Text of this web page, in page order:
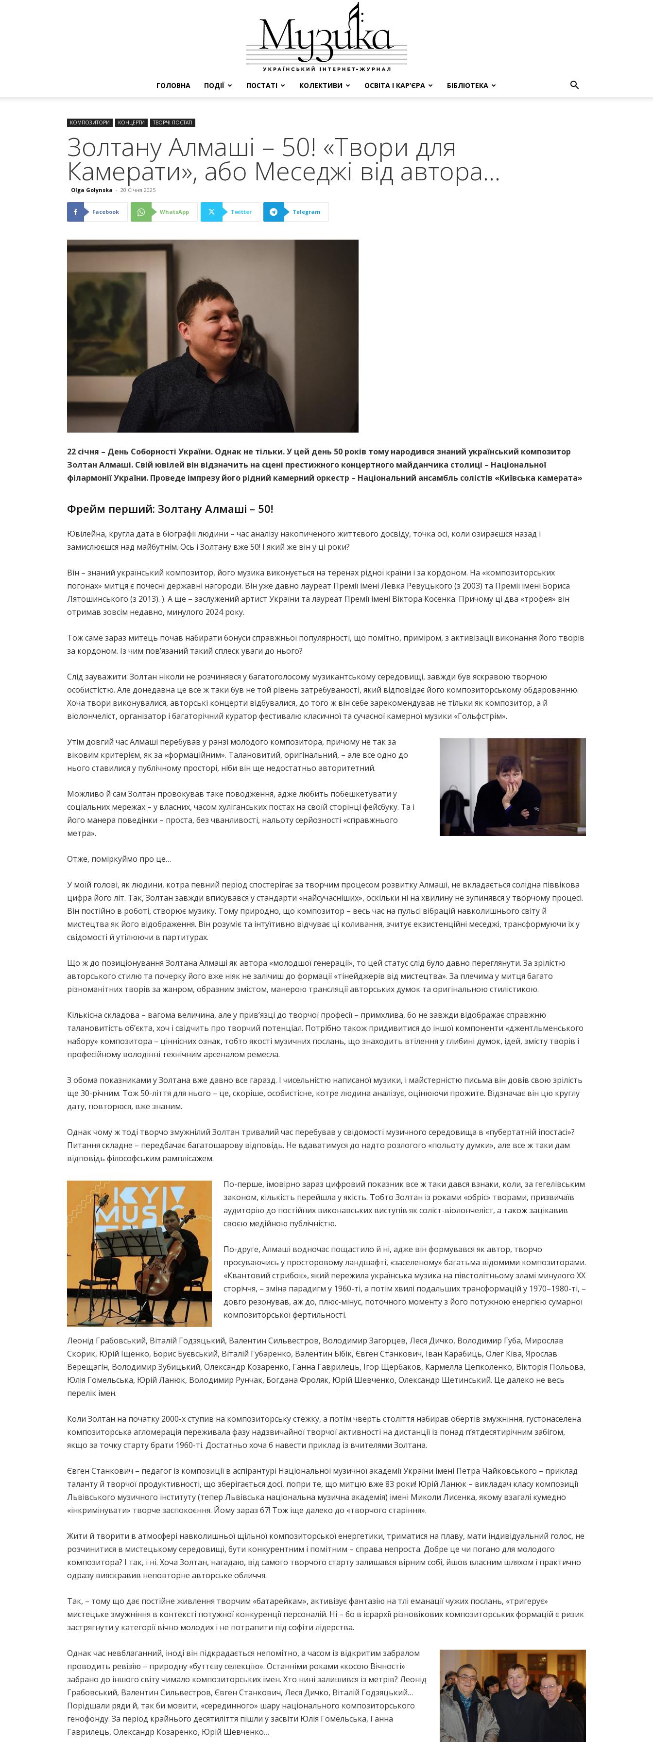
ГОЛОВНА ПОДІЇ ПОСТАТІ КОЛЕКТИВИ ОСВІТА І КАР’ЄРА БІБЛІОТЕКА
КОМПОЗИТОРИ КОНЦЕРТИ ТВОРЧІ ПОСТАТІ
Золтану Алмаші – 50! «Твори для
Камерати», або Меседжі від автора…
Olga Golynska - 20 Січня 2025
Facebook WhatsApp Twitter Telegram
22 січня – День Соборності України. Однак не тільки. У цей день 50 років тому народився знаний український композитор
Золтан Алмаші. Свій ювілей він відзначить на сцені престижного концертного майданчика столиці – Національної
філармонії України. Проведе імпрезу його рідний камерний оркестр – Національний ансамбль солістів «Київська камерата»
Фрейм перший: Золтану Алмаші – 50!
Ювілейна, кругла дата в біографії людини – час аналізу накопиченого життєвого досвіду, точка осі, коли озираєшся назад і
замислюєшся над майбутнім. Ось і Золтану вже 50! І який же він у ці роки?
Він – знаний український композитор, його музика виконується на теренах рідної країни і за кордоном. На «композиторських
погонах» митця є почесні державні нагороди. Він уже давно лауреат Премії імені Левка Ревуцького (з 2003) та Премії імені Бориса
Лятошинського (з 2013). ). А ще – заслужений артист України та лауреат Премії імені Віктора Косенка. Причому ці два «трофея» він
отримав зовсім недавно, минулого 2024 року.
Тож саме зараз митець почав набирати бонуси справжньої популярності, що помітно, приміром, з активізації виконання його творів
за кордоном. Із чим пов’язаний такий сплеск уваги до нього?
Слід зауважити: Золтан ніколи не розчинявся у багатоголосому музикантському середовищі, завжди був яскравою творчою
особистістю. Але донедавна це все ж таки був не той рівень затребуваності, який відповідає його композиторському обдарованню.
Хоча твори виконувалися, авторські концерти відбувалися, до того ж він себе зарекомендував не тільки як композитор, а й
віолончеліст, організатор і багаторічний куратор фестивалю класичної та сучасної камерної музики «Гольфстрім».
Утім довгий час Алмаші перебував у ранзі молодого композитора, причому не так за
віковим критерієм, як за «формаційним». Талановитий, оригінальний, – але все одно до
нього ставилися у публічному просторі, ніби він ще недостатньо авторитетний.
Можливо й сам Золтан провокував таке поводження, адже любить побешкетувати у
соціальних мережах – у власних, часом хуліганських постах на своїй сторінці фейсбуку. Та і
його манера поведінки – проста, без чванливості, нальоту серйозності «справжнього
метра».
Отже, поміркуймо про це…
У моїй голові, як людини, котра певний період спостерігає за творчим процесом розвитку Алмаші, не вкладається солідна піввікова
цифра його літ. Так, Золтан завжди вписувався у стандарти «найсучасніших», оскільки ні на хвилину не зупинявся у творчому процесі.
Він постійно в роботі, створює музику. Тому природно, що композитор – весь час на пульсі вібрацій навколишнього світу й
мистецтва як його відображення. Він розуміє та інтуїтивно відчуває ці коливання, зчитує екзистенційні меседжі, трансформуючи їх у
свідомості й утілюючи в партитурах.
Що ж до позиціонування Золтана Алмаші як автора «молодшої генерації», то цей статус слід було давно переглянути. За зрілістю
авторського стилю та почерку його вже ніяк не залічиш до формації «тінейджерів від мистецтва». За плечима у митця багато
різноманітних творів за жанром, образним змістом, манерою трансляції авторських думок та оригінальною стилістикою.
Кількісна складова – вагома величина, але у прив’язці до творчої професії – примхлива, бо не завжди відображає справжню
талановитість об’єкта, хоч і свідчить про творчий потенціал. Потрібно також придивитися до іншої компоненти «джентльменського
набору» композитора – ціннісних ознак, тобто якості музичних послань, що знаходить втілення у глибині думок, ідей, змісту творів і
професійному володінні технічним арсеналом ремесла.
З обома показниками у Золтана вже давно все гаразд. І чисельністю написаної музики, і майстерністю письма він довів свою зрілість
ще 30-річним. Тож 50-ліття для нього – це, скоріше, особистісне, котре людина аналізує, оцінюючи прожите. Відзначає він цю круглу
дату, повторюся, вже знаним.
Однак чому ж тоді творчо змужнілий Золтан тривалий час перебував у свідомості музичного середовища в «пубертатній іпостасі»?
Питання складне – передбачає багатошарову відповідь. Не вдаватимуся до надто розлогого «польоту думки», але все ж таки дам
відповідь філософським рамплісажем.
По-перше, імовірно зараз цифровий показник все ж таки дався взнаки, коли, за гегелівським
законом, кількість перейшла у якість. Тобто Золтан із роками «обріс» творами, призвичаїв
аудиторію до постійних виконавських виступів як соліст-віолончеліст, а також зацікавив
своєю медійною публічністю.
По-друге, Алмаші водночас пощастило й ні, адже він формувався як автор, творчо
просуваючись у просторовому ландшафті, «заселеному» багатьма відомими композиторами.
«Квантовий стрибок», який пережила українська музика на півстолітньому зламі минулого XX
сторіччя, – зміна парадигм у 1960-ті, а потім хвилі подальших трансформацій у 1970–1980-ті, –
довго резонував, аж до, плюс-мінус, поточного моменту з його потужною енергією сумарної
композиторської фертильності.
Леонід Грабовський, Віталій Годзяцький, Валентин Сильвестров, Володимир Загорцев, Леся Дичко, Володимир Губа, Мирослав
Скорик, Юрій Іщенко, Борис Буєвський, Віталій Губаренко, Валентин Бібік, Євген Станкович, Іван Карабиць, Олег Ківа, Ярослав
Верещагін, Володимир Зубицький, Олександр Козаренко, Ганна Гаврилець, Ігор Щербаков, Кармелла Цепколенко, Вікторія Польова,
Юлія Гомельська, Юрій Ланюк, Володимир Рунчак, Богдана Фроляк, Юрій Шевченко, Олександр Щетинський. Це далеко не весь
перелік імен.
Коли Золтан на початку 2000-х ступив на композиторську стежку, а потім чверть століття набирав обертів змужніння, густонаселена
композиторська агломерація переживала фазу надзвичайної творчої активності на дистанції із понад п’ятдесятирічним забігом,
якщо за точку старту брати 1960-ті. Достатньо хоча б навести приклад із вчителями Золтана.
Євген Станкович – педагог із композиції в аспірантурі Національної музичної академії України імені Петра Чайковського – приклад
таланту й творчої продуктивності, що зберігається досі, попри те, що митцю вже 83 роки! Юрій Ланюк – викладач класу композиції
Львівського музичного інституту (тепер Львівська національна музична академія) імені Миколи Лисенка, якому взагалі кумедно
«інкримінувати» творче заспокоєння. Йому зараз 67! Тож іще далеко до «творчого старіння».
Жити й творити в атмосфері навколишньої щільної композиторської енергетики, триматися на плаву, мати індивідуальний голос, не
розчинитися в мистецькому середовищі, бути конкурентним і помітним – справа непроста. Добре це чи погано для молодого
композитора? І так, і ні. Хоча Золтан, нагадаю, від самого творчого старту залишався вірним собі, йшов власним шляхом і практично
одразу вияскравив неповторне авторське обличчя.
Так, – тому що дає постійне живлення творчим «батарейкам», активізує фантазію на тлі еманації чужих послань, «тригерує»
мистецьке змужніння в контексті потужної конкуренції персоналій. Ні – бо в ієрархії різновікових композиторських формацій є ризик
застрягнути у категорії вічно молодих і не потрапити під софіти лідерства.
Однак час невблаганний, іноді він підкрадається непомітно, а часом із відкритим забралом
проводить ревізію – природну «буттєву селекцію». Останніми роками «косою Вічності»
забрано до іншого світу чимало композиторських імен. Хто нині залишився із метрів? Леонід
Грабовський, Валентин Сильвестров, Євген Станкович, Леся Дичко, Віталій Годзяцький…
Порідшали ряди й, так би мовити, «серединного» шару національного композиторського
генофонду. За період крайнього десятиліття пішли у засвіти Юлія Гомельська, Ганна
Гаврилець, Олександр Козаренко, Юрій Шевченко…